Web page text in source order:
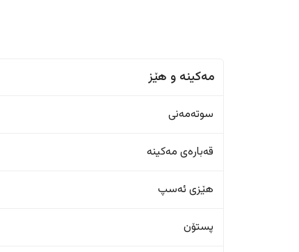
مەکینە و هێز
سوتەمەنی
قەبارەی مەکینە
هێزی ئەسپ
پستۆن